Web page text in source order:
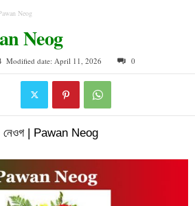
Neog
Neog
Modified date: April 11, 2026 0
নেওগ | Pawan Neog